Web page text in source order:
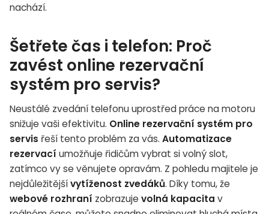
nachází.
Šetřete čas i telefon: Proč
zavést online rezervační
systém pro servis?
Neustálé zvedání telefonu uprostřed práce na motoru
snižuje vaši efektivitu. Online rezervační systém pro
servis řeší tento problém za vás. Automatizace
rezervací umožňuje řidičům vybrat si volný slot,
zatímco vy se věnujete opravám. Z pohledu majitele je
nejdůležitějšívytíženost zvedáků. Díky tomu, že
webové rozhraní zobrazuje volná kapacita v